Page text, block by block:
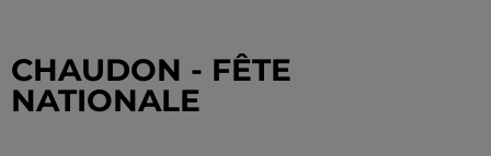
CHAUDON - FÊTE
NATIONALE